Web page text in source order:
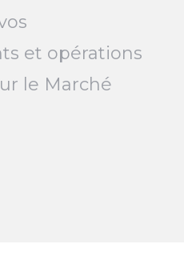
et opérations
le Marché